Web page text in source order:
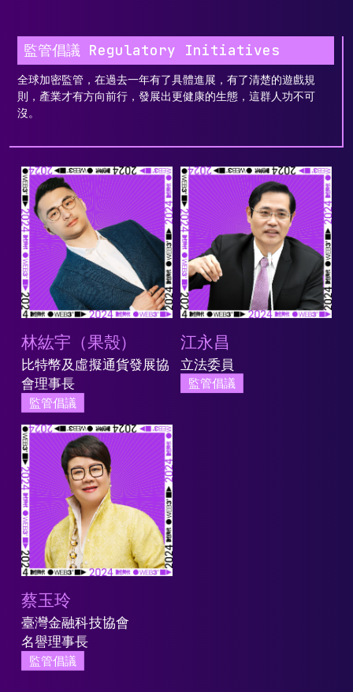
監管倡議 Regulatory Initiatives
全球加密監管，在過去一年有了具體進展，有了清楚的遊戲規
則，產業才有方向前行，發展出更健康的生態，這群人功不可
沒。
林紘宇（果殼）
比特幣及虛擬通貨發展協
會理事長
監管倡議
江永昌
立法委員
監管倡議
蔡玉玲
臺灣金融科技協會
名譽理事長
監管倡議